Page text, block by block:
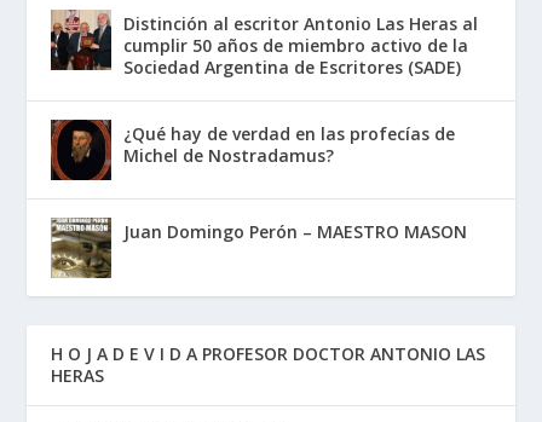
Distinción al escritor Antonio Las Heras al
cumplir 50 años de miembro activo de la
Sociedad Argentina de Escritores (SADE)
¿Qué hay de verdad en las profecías de
Michel de Nostradamus?
Juan Domingo Perón – MAESTRO MASON
H O J A D E V I D A PROFESOR DOCTOR ANTONIO LAS
HERAS